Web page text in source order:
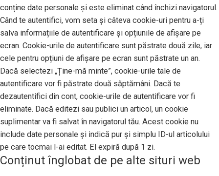
conține date personale și este eliminat când închizi navigatorul.
Când te autentifici, vom seta și câteva cookie-uri pentru a-ți
salva informațiile de autentificare și opțiunile de afișare pe
ecran. Cookie-urile de autentificare sunt păstrate două zile, iar
cele pentru opțiuni de afișare pe ecran sunt păstrate un an.
Dacă selectezi „Ține-mă minte”, cookie-urile tale de
autentificare vor fi păstrate două săptămâni. Dacă te
dezautentifici din cont, cookie-urile de autentificare vor fi
eliminate. Dacă editezi sau publici un articol, un cookie
suplimentar va fi salvat în navigatorul tău. Acest cookie nu
include date personale și indică pur și simplu ID-ul articolului
pe care tocmai l-ai editat. El expiră după 1 zi.
Conținut înglobat de pe alte situri web